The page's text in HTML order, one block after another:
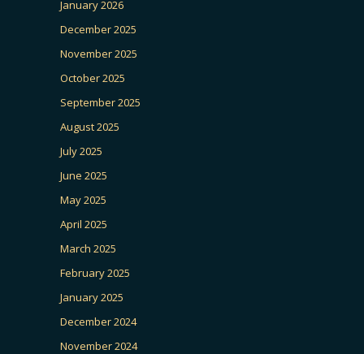
January 2026
December 2025
November 2025
October 2025
September 2025
August 2025
July 2025
June 2025
May 2025
April 2025
March 2025
February 2025
January 2025
December 2024
November 2024